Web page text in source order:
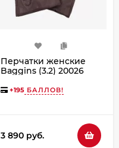
Перчатки женские
Baggins (3.2) 20026
+195 БАЛЛОВ!
3 890 руб.